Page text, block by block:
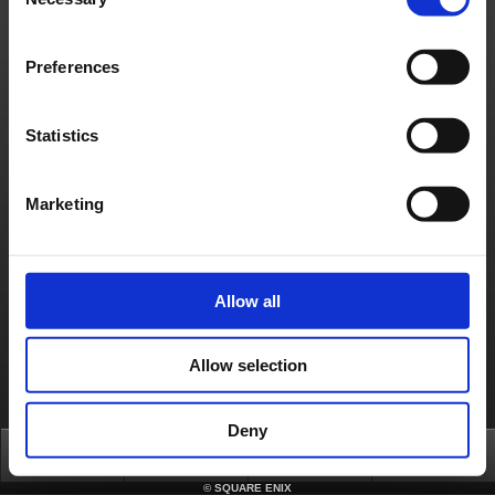
Preferences
Statistics
Marketing
Allow all
Allow selection
Deny
pendant les périodes de forte activité.
©SQUARE ENIX